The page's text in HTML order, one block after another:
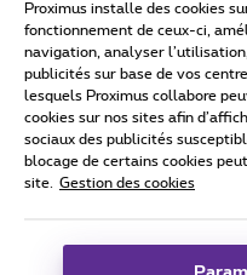
Conditions
Tous droits réservés. © 2026
Conditions générales, info
Coordonnées de l’entreprise
Proximus installe des cookies
fonctionnement de ceux-ci,
navigation, analyser
publicités sur base de vos
lesquels Proximus collabore
cookies sur nos sites afin
sociaux des publicités
blocage de certains cookies
site.
Gestion des cookies